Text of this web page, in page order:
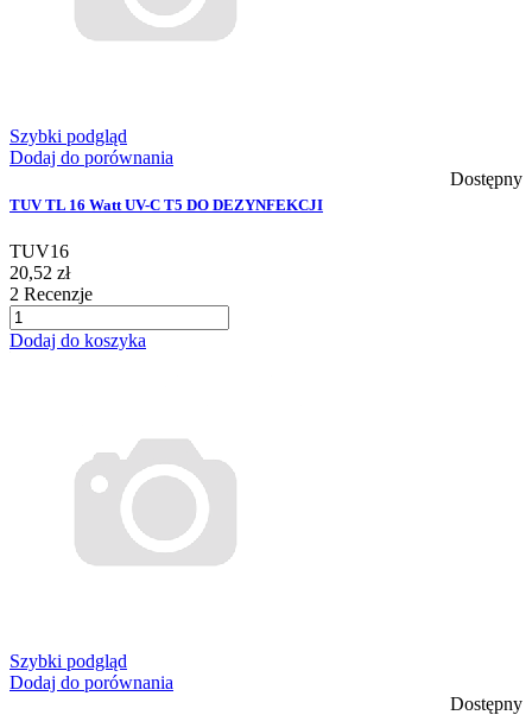
Szybki podgląd
Dodaj do porównania
Dostępny
TUV TL 16 Watt UV-C T5 DO DEZYNFEKCJI
TUV16
20,52 zł
2 Recenzje
Dodaj do koszyka
Szybki podgląd
Dodaj do porównania
Dostępny